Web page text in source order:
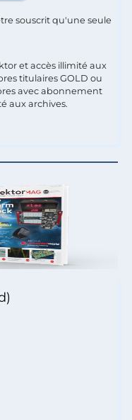
souscrit qu'une seule
et accès illimité aux
titulaires GOLD ou
avec abonnement
aux archives.